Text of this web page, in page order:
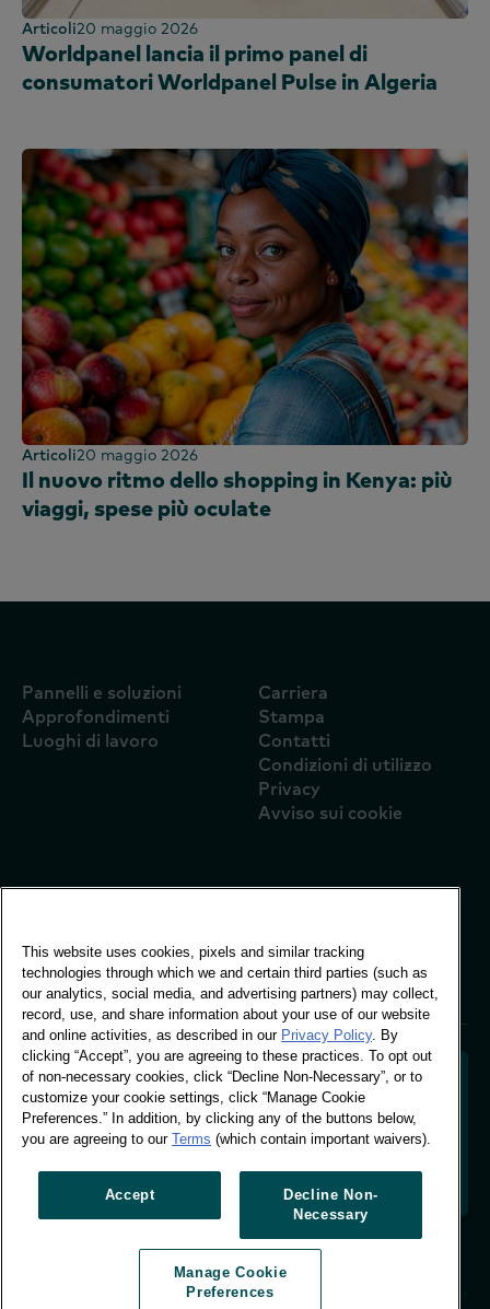
Articoli20 maggio 2026
Worldpanel lancia il primo panel di
consumatori Worldpanel Pulse in Algeria
Articoli20 maggio 2026
Il nuovo ritmo dello shopping in Kenya: più
viaggi, spese più oculate
Pannelli e soluzioni
Approfondimenti
Luoghi di lavoro
Carriera
Stampa
Contatti
Condizioni di utilizzo
Privacy
Avviso sui cookie
Stamford St, Londra
Londra SE1 9LQ
T +44 (0)207 076 9000
Decodificare il comportamento degli acquirenti per
dare forma al futuro del vostro marchio. Trasformare
promuovere una crescita basata sui dati.
Gestione delle preferenze sui cookie
© Worldpanel 2026
This website uses cookies, pixels and similar tracking
technologies through which we and certain third parties (such as
our analytics, social media, and advertising partners) may collect,
record, use, and share information about your use of our website
and online activities, as described in our Privacy Policy. By
clicking “Accept”, you are agreeing to these practices. To opt out
of non-necessary cookies, click “Decline Non-Necessary”, or to
customize your cookie settings, click “Manage Cookie
Preferences.” In addition, by clicking any of the buttons below,
you are agreeing to our Terms (which contain important waivers).
Accept
Decline Non-
Necessary
Manage Cookie
Preferences